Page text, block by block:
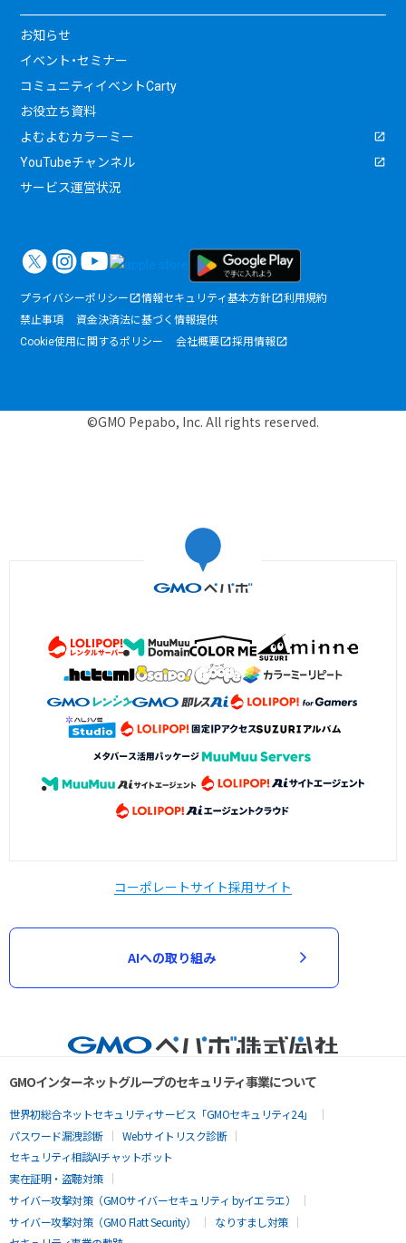
お知らせ
イベント・セミナー
コミュニティイベントCarty
お役立ち資料
よむよむカラーミー
YouTubeチャンネル
サービス運営状況
プライバシーポリシー 情報セキュリティ基本方針
利用規約
禁止事項
資金決済法に基づく情報提供
Cookie使用に関するポリシー
会社概要 採用情報
©GMO Pepabo, Inc. All rights reserved.
コーポレートサイト採用サイト
AIへの取り組み
GMOインターネットグループのセキュリティ事業について
世界初総合ネットセキュリティサービス「GMOセキュリティ24」
パスワード漏洩診断
Webサイトリスク診断
セキュリティ相談AIチャットボット
実在証明・盗聴対策
サイバー攻撃対策（GMOサイバーセキュリティ byイエラエ）
サイバー攻撃対策（GMO Flatt Security）
なりすまし対策